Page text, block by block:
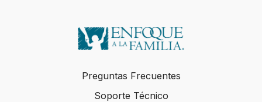
Preguntas Frecuentes
Soporte Técnico